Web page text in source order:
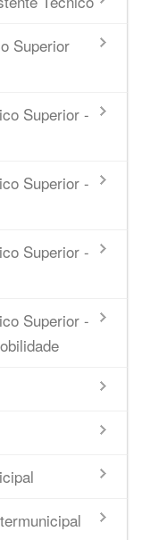
Superior
Superior -
Superior -
Superior -
Superior -